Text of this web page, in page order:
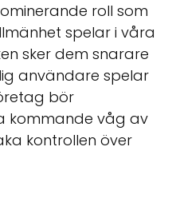
roll som
spelar i våra
sker dem snarare
användare spelar
bör
kommande våg av
kontrollen över